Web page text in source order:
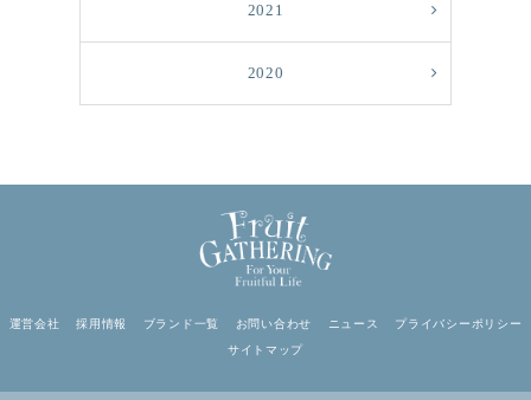
2021
2020
運営会社 採用情報 ブランド一覧 お問い合わせ ニュース
プライバシーポリシー
サイトマップ